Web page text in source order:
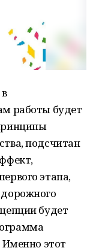
работы будет
подсчитан
этапа,
будет
Именно этот